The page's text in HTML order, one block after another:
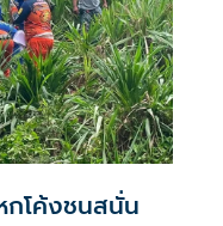
กโค้งชนสนั่น